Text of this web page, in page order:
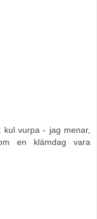
vurpa - jag menar,
en klämdag vara